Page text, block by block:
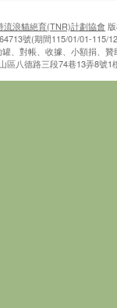
流浪貓絕育(TNR)計劃協會
號(期間115/01/01-115/
、對帳、收據、小額捐、贊
區八德路三段74巷13弄8號1